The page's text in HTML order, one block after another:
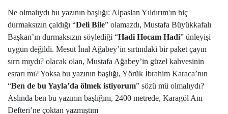
Ne olmalıydı bu yazının başlığı: Alpaslan Yıldırım'ın hiç
durmaksızın çaldığı “Deli Bile” olamazdı, Mustafa Büyükkafalı
Başkan’ın durmaksızın söylediği “Hadi Hocam Hadi” ünleyişi
uygun değildi. Mesut İnal Ağabey’in sırtındaki bir paket çayın
sırrı mıydı? olacak olan, Mustafa Ağabey’in güzel kahvesinin
esrarı mı? Yoksa bu yazının başlığı, Yörük İbrahim Karaca’nın
“Ben de bu Yayla’da ölmek istiyorum” sözü mü olmalıydı?
Aslında ben bu yazının başlığını, 2400 metrede, Karagöl Anı
Defteri’ne çoktan yazmıştım